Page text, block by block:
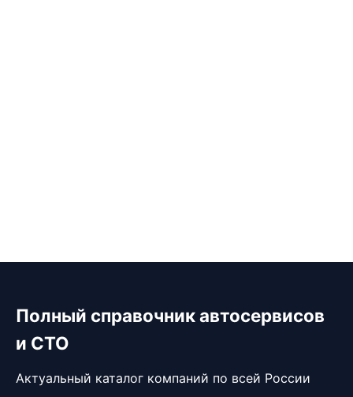
Полный справочник автосервисов
и СТО
Актуальный каталог компаний по всей России